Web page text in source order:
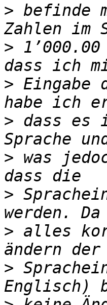
> befinde
>
> Eingabe
> dass es
> was
>
> alles
>